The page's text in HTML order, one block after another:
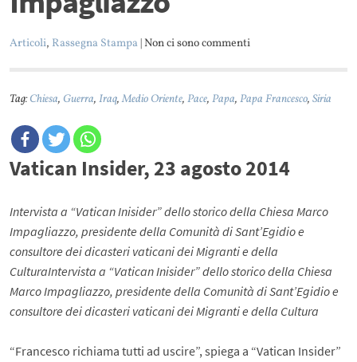
Articoli, Rassegna Stampa| Non ci sono commenti
Tag:Chiesa, Guerra,Iraq,Medio Oriente,Pace,Papa,Papa Francesco,Siria
Vatican Insider, 23 agosto 2014
Intervista a “Vatican Inisider” dello storico della Chiesa Marco
Impagliazzo, presidente della Comunità di Sant’Egidio e
consultore dei dicasteri vaticani dei Migranti e della
CulturaIntervista a “Vatican Inisider” dello storico della Chiesa
Marco Impagliazzo, presidente della Comunità di Sant’Egidio e
consultore dei dicasteri vaticani dei Migranti e della Cultura
“Francesco richiama tutti ad uscire”, spiega a “Vatican Insider”